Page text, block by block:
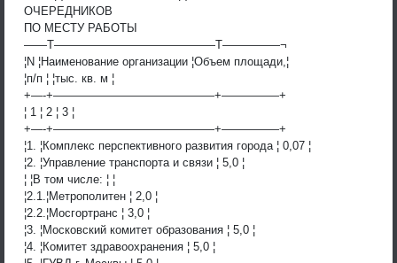
ОЧЕРЕДНИКОВ
ПО МЕСТУ РАБОТЫ
——T——————————————T—————¬
¦N ¦Наименование организации ¦Объем площади,¦
¦п/п ¦ ¦тыс. кв. м ¦
+—-+——————————————+—————+
¦ 1 ¦ 2 ¦ 3 ¦
+—-+——————————————+—————+
¦1. ¦Комплекс перспективного развития города ¦ 0,07 ¦
¦2. ¦Управление транспорта и связи ¦ 5,0 ¦
¦ ¦В том числе: ¦ ¦
¦2.1.¦Метрополитен ¦ 2,0 ¦
¦2.2.¦Мосгортранс ¦ 3,0 ¦
¦3. ¦Московский комитет образования ¦ 5,0 ¦
¦4. ¦Комитет здравоохранения ¦ 5,0 ¦